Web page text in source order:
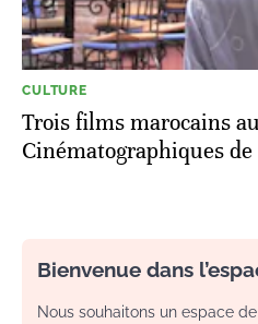
CULTURE
Trois films marocains
Cinématographiques de
Bienvenue dans
Nous souhaitons un espace